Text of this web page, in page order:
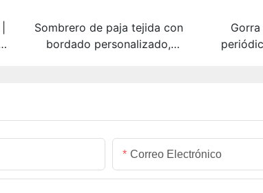
Sombrero de paja tejida con
bordado personalizado,
Correo Electrónico